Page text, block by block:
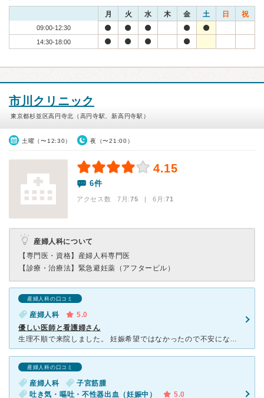
月 火 水 木 金 土 日 祝
09:00-12:30
14:30-18:00
市川クリニック
東京都杉並区高円寺北（高円寺駅、新高円寺駅）
土曜（〜12:30） 夜（〜21:00）
4.15
6件
アクセス数 7月:75 | 6月:71
産婦人科について
【専門医・資格】 産婦人科専門医
【診療・治療法】 緊急避妊薬（アフターピル）
産婦人科の口コミ
産婦人科
5.0
優しい医師と看護婦さん
生理不順で来院しました。 妊娠希望ではなかったので不安になりながらの診療でしたが、とても優しく接していただきました。私以上に私の体を気にかけてくださり、優しさが身にしみたのを覚えています。お医者
産婦人科の口コミ
産婦人科
子宮筋腫
吐き気・嘔吐・不性器出血（妊娠中）
5.0